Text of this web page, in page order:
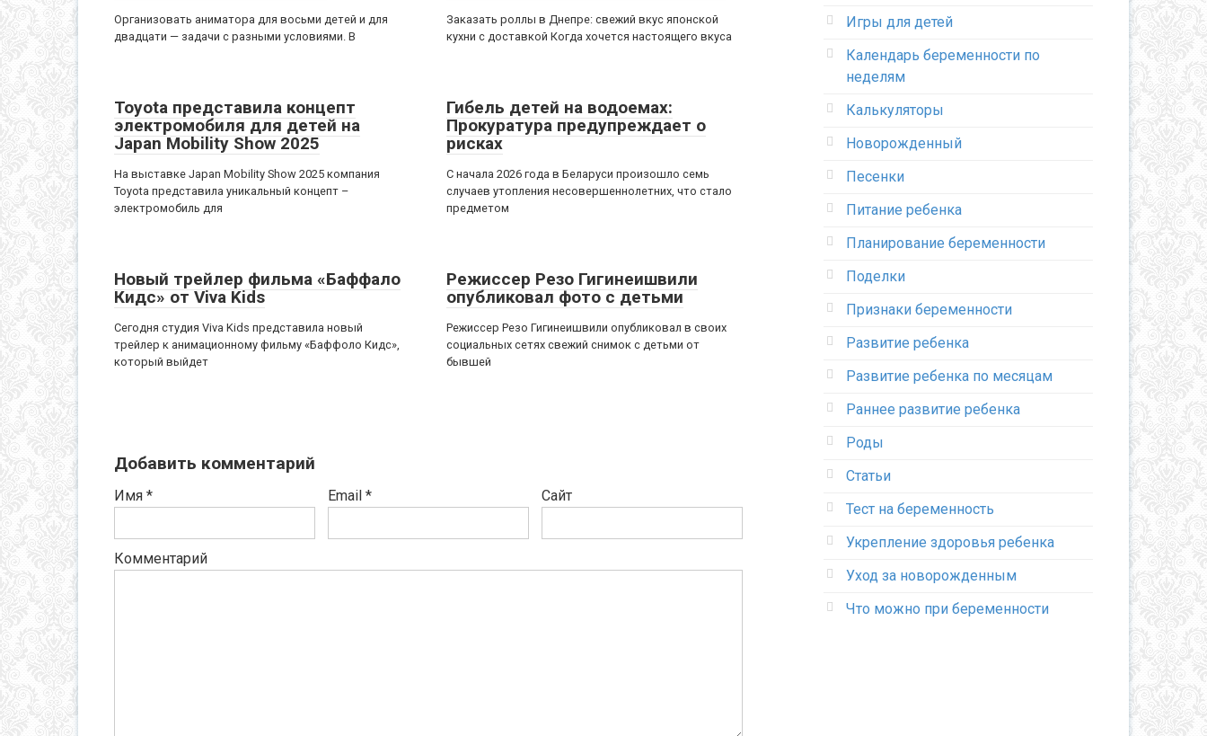
Организовать аниматора для восьми детей и для
двадцати — задачи с разными условиями. В
Заказать роллы в Днепре: свежий вкус японской
кухни с доставкой Когда хочется настоящего вкуса
Toyota представила концепт
электромобиля для детей на
Japan Mobility Show 2025
На выставке Japan Mobility Show 2025 компания
Toyota представила уникальный концепт –
электромобиль для
Гибель детей на водоемах:
Прокуратура предупреждает о
рисках
С начала 2026 года в Беларуси произошло семь
случаев утопления несовершеннолетних, что стало
предметом
Новый трейлер фильма «Баффало
Кидс» от Viva Kids
Сегодня студия Viva Kids представила новый
трейлер к анимационному фильму «Баффоло Кидс»,
который выйдет
Режиссер Резо Гигинеишвили
опубликовал фото с детьми
Режиссер Резо Гигинеишвили опубликовал в своих
социальных сетях свежий снимок с детьми от
бывшей
Добавить комментарий
Имя * Email * Сайт
Комментарий
Игры для детей
Календарь беременности по
неделям
Калькуляторы
Новорожденный
Песенки
Питание ребенка
Планирование беременности
Поделки
Признаки беременности
Развитие ребенка
Развитие ребенка по месяцам
Раннее развитие ребенка
Роды
Статьи
Тест на беременность
Укрепление здоровья ребенка
Уход за новорожденным
Что можно при беременности